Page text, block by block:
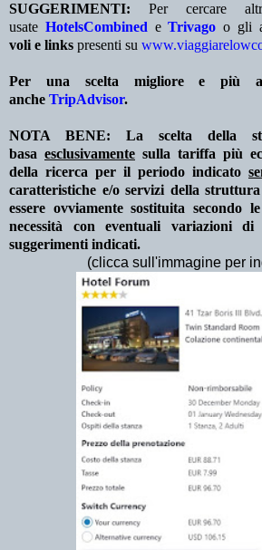
SUGGERIMENTI: Per cercare
usate HotelsCombined eTrivago o gli
voli e links presenti su
Per una scelta migliore e più
anche TripAdvisor.
NOTA BENE: La scelta della
basa esclusivamente sulla tariffa più
della ricerca per il periodo indicato
caratteristiche e/o servizi della struttura
essere ovviamente sostituita secondo
necessità con eventuali variazioni
suggerimenti indicati.
(clicca sull'immagine per